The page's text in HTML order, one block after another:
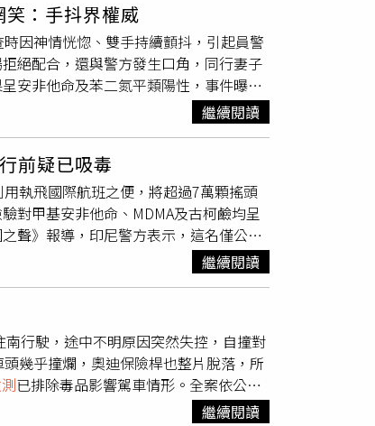
糾紛，雙方關係破裂，隨後轉而投靠李
示行事，兩方勢力結合後，開始大規模
登大量不實徵才廣告，謊稱海外工作輕
誘使不少民眾上當。李振豪在集團內負
柬埔寨詐騙集團成員聯繫，並以每名被
。此外，李振豪也負責指揮台灣境內人
出國前的PCR核酸
，最終被層層轉賣至柬埔寨金邊、西港
常遭受毆打、拘禁與凌虐，甚至有人聽
過各種方式對外發出求救訊息，引發民
成功瓦解李振豪等人組成的人蛇集團，
認定李振豪涉及販賣18名被害人，最高
2波案件，法院認定共有30名被害人遭到
年至5年6個月不等刑期。最高法院於3
前累計遭判處2個18年徒刑，最終刑期
：手抖界權威
因神情恍惚、雙手持續顫抖，引起員警
絕配合，還與警方發生口角，同行妻子
呈安非他命及苯二氮平類陽性，事件曝光
台中市第四分局員警巡邏行經南屯區五
照早已遭註銷，卻仍行駛於道路，因此
顫抖及抽搐，員警研判已影響安全駕駛
「我手抖成這樣關你屁事」、「憑什麼
喊「全台灣的人手抖就不能開車嗎」。
均呈陽性反應。警方除依規定處理註銷
台中地檢署偵辦，並將持續追查毒品來
至網路後，黃男將現場影片上傳社群平
，他本身就駕駛註銷牌照車輛違規上
執法。黃男事後也將相關貼文刪除。此
大人幹得好！我們手抖界是沒有這種毒
疑警察了吧」、「手抖界天花板」、
繼續閱讀
前疑已吸毒
執飛國際航班之便，將超過7萬顆搖頭
對甲基安非他命、MDMA及古柯鹼均呈
聲》報導，印尼警方表示，這名僅公布
達的客機，班機降落蘇加諾－哈達國際
班資訊顯示，該班機為馬來西亞航空執
李中發現約4公克甲基安非他命。警方
將支付5萬馬來西亞令吉作為報酬。警
反應，引發外界對飛航安全的高度關
尼前才剛完成一趟國際客運航班，相關
，MS疑似隸屬跨國販毒集團，擔任運毒
案人士。對此，馬來西亞航空發表聲
繼續閱讀
行駛，途中不明原因突然失控，自撞對
幾乎撞爛，奧迪保險桿也整片脫落，所
已排除毒品影響駕車情形。全案依公共
呼籲，酒後駕車危及自身及他人安全，
繼續閱讀